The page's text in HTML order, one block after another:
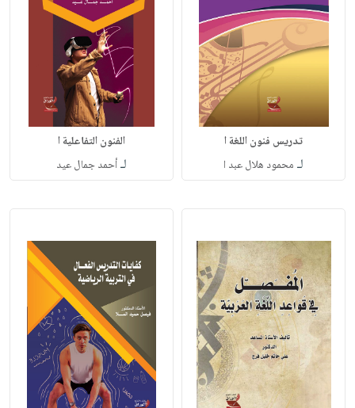
تدريس فنون اللغة ا
لـ محمود هلال عبد ا
الفنون التفاعلية ا
لـأحمد جمال عيد